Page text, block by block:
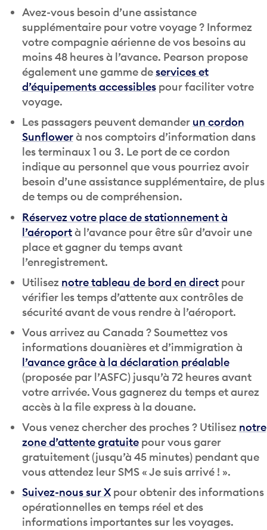
Avez-vous besoin d’une assistance
supplémentaire pour votre voyage ? Informez
votre compagnie aérienne de vos besoins au
moins 48 heures à l’avance. Pearson propose
également une gamme deservices et
d’équipements accessiblespour faciliter votre
voyage.
Les passagers peuvent demander un cordon
Sunflowerà nos comptoirs d’information dans
les terminaux 1 ou 3. Le port de ce cordon
indique au personnel que vous pourriez avoir
besoin d’une assistance supplémentaire, de plus
de temps ou de compréhension.
Réservez votre place de stationnement à
l’aéroportà l’avance pour être sûr d’avoir une
place et gagner du temps avant
l’enregistrement.
Utilisez notre tableau de bord en directpour
vérifier les temps d’attente aux contrôles de
sécurité avant de vous rendre à l’aéroport.
Vous arrivez au Canada ? Soumettez vos
informations douanières et d’immigration à
l’avance grâce à la déclaration préalable
(proposée par l’ASFC) jusqu’à 72 heures avant
votre arrivée. Vous gagnerez du temps et aurez
accès à la file express à la douane.
Vous venez chercher des proches ? Utilisez notre
zone d’attente gratuitepour vous garer
gratuitement (jusqu’à 45 minutes) pendant que
vous attendez leur SMS « Je suis arrivé ! ».
Suivez-nous sur Xpour obtenir des informations
opérationnelles en temps réel et des
informations importantes sur les voyages.